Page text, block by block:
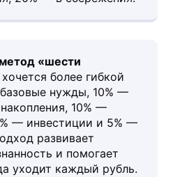
«шести
более гибкой
нужды, 10% —
10% —
— инвестиции и 5% —
развивает
и помогает
уходит каждый рубль.